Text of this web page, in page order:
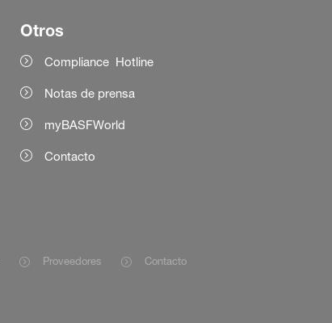
Otros
Compliance Hotline
Notas de prensa
myBASFWorld
Contacto
Proveedores
Contacto